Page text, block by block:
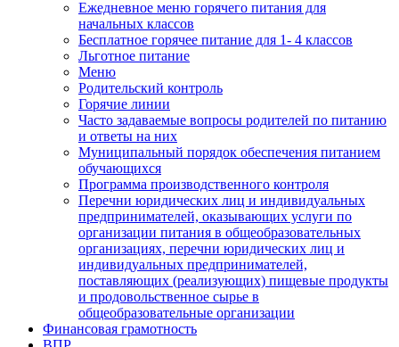
Ежедневное меню горячего питания для
начальных классов
Бесплатное горячее питание для 1- 4 классов
Льготное питание
Меню
Родительский контроль
Горячие линии
Часто задаваемые вопросы родителей по питанию
и ответы на них
Муниципальный порядок обеспечения питанием
обучающихся
Программа производственного контроля
Перечни юридических лиц и индивидуальных
предпринимателей, оказывающих услуги по
организации питания в общеобразовательных
организациях, перечни юридических лиц и
индивидуальных предпринимателей,
поставляющих (реализующих) пищевые продукты
и продовольственное сырье в
общеобразовательные организации
Финансовая грамотность